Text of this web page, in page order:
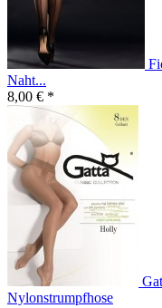
Naht...
8,00 € *
Nylonstrumpfhose